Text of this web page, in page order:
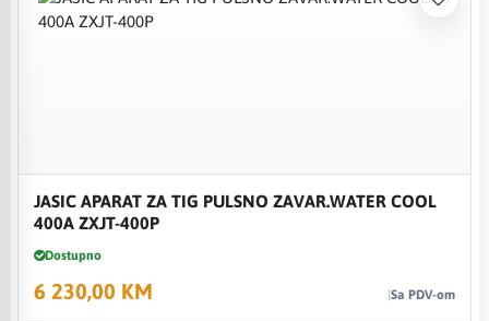
JASIC APARAT ZA TIG PULSNO ZAVAR.WATER COOL
400A ZXJT-400P
Dostupno
6 230,00 KM Sa PDV-om